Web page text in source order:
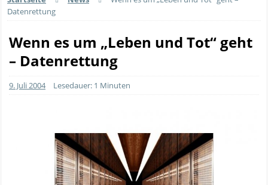
Datenrettung
Wenn es um „Leben und Tot“ geht
– Datenrettung
9. Juli 2004 Lesedauer: 1 Minuten